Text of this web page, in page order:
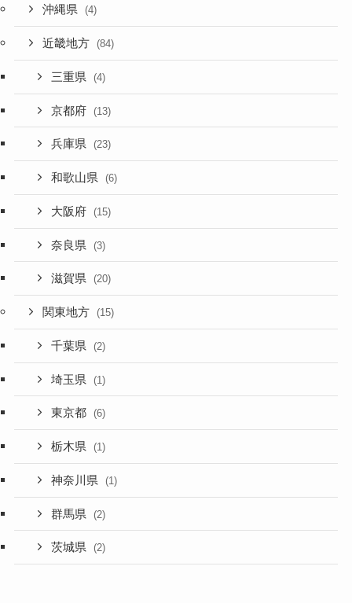
沖縄県 (4)
近畿地方 (84)
三重県 (4)
京都府 (13)
兵庫県 (23)
和歌山県 (6)
大阪府 (15)
奈良県 (3)
滋賀県 (20)
関東地方 (15)
千葉県 (2)
埼玉県 (1)
東京都 (6)
栃木県 (1)
神奈川県 (1)
群馬県 (2)
茨城県 (2)